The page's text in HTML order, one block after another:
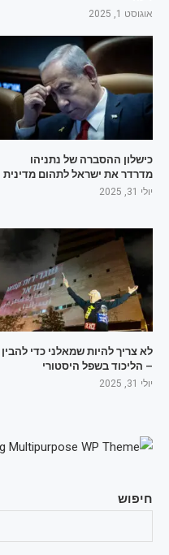
חיפוש
אוגוסט 1, 2025
כישלון ההסברה של נתניהו
מדרדר את ישראל לתהום מדינית
יולי 31, 2025
לא צריך להיות שמאלני כדי להבין
– הליכוד בשפל היסטורי
יולי 31, 2025